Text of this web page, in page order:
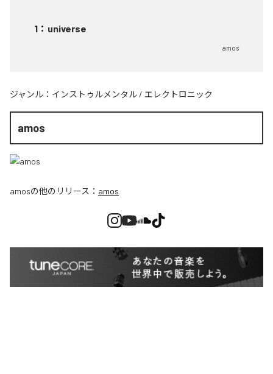
1 ： universe
amos
ジャンル： インストゥルメンタル / エレクトロニック
amos
amosの他のリリース： amos